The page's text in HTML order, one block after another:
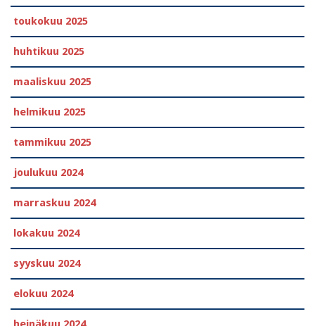
toukokuu 2025
huhtikuu 2025
maaliskuu 2025
helmikuu 2025
tammikuu 2025
joulukuu 2024
marraskuu 2024
lokakuu 2024
syyskuu 2024
elokuu 2024